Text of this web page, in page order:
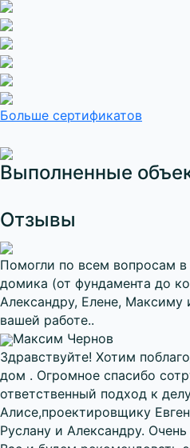
Больше сертификатов
Выполненные
Отзывы
Помогли по всем вопросам в
домика (от фундамента до
Александру, Елене, Максиму
вашей работе..
Максим Чернов
Здравствуйте! Хотим
дом . Огромное спасибо
ответственный подход к
Алисе,проектировщику
Руслану и Александру.